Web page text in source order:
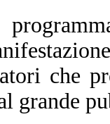
che
grande